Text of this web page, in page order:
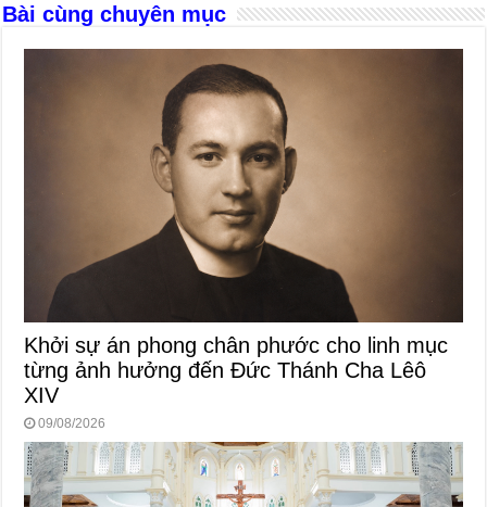
k
Bài cùng chuyên mục
Khởi sự án phong chân phước cho linh mục
từng ảnh hưởng đến Đức Thánh Cha Lêô
XIV
09/08/2026